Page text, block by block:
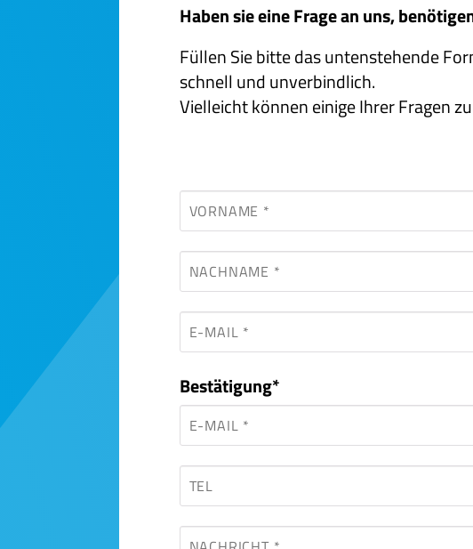
Haben sie eine Frage an uns,
Füllen Sie bitte das untenstehende
schnell und unverbindlich.
Vielleicht können einige Ihrer Fragen
Pflichtfeld
Bestätigung*